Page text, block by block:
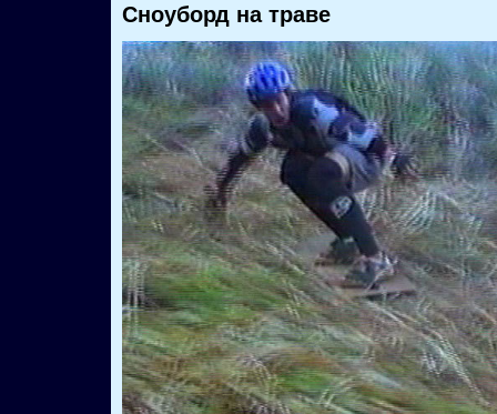
Сноуборд на траве